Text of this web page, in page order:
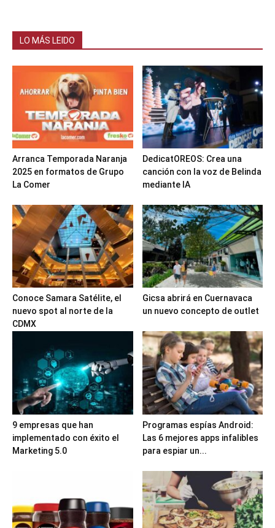
LO MÁS LEIDO
Arranca Temporada Naranja
2025 en formatos de Grupo
La Comer
DedicatOREOS: Crea una
canción con la voz de Belinda
mediante IA
Conoce Samara Satélite, el
nuevo spot al norte de la
CDMX
Gicsa abrirá en Cuernavaca
un nuevo concepto de outlet
9 empresas que han
implementado con éxito el
Marketing 5.0
Programas espías Android:
Las 6 mejores apps infalibles
para espiar un...